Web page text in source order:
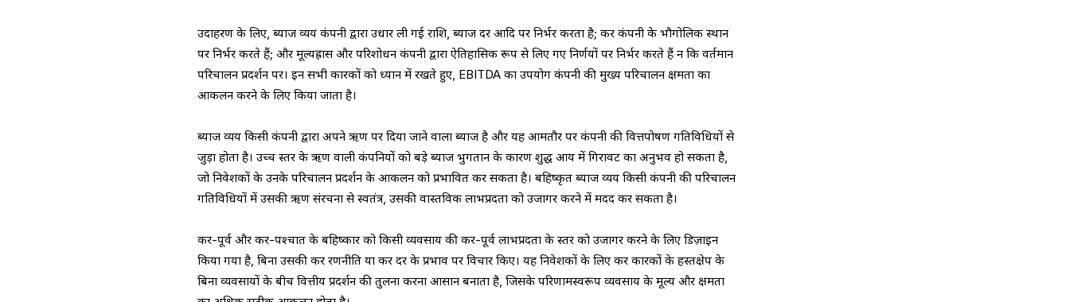
उदाहरण के लिए, ब्याज व्यय कंपनी द्वारा उधार ली गई राशि, ब्याज दर आदि पर निर्भर करता है; कर कंपनी के भौगोलिक स्थान
पर निर्भर करते हैं; और मूल्यह्रास और परिशोधन कंपनी द्वारा ऐतिहासिक रूप से लिए गए निर्णयों पर निर्भर करते हैं न कि वर्तमान
परिचालन प्रदर्शन पर। इन सभी कारकों को ध्यान में रखते हुए, EBITDA का उपयोग कंपनी की मुख्य परिचालन क्षमता का
आकलन करने के लिए किया जाता है।
ब्याज व्यय किसी कंपनी द्वारा अपने ऋण पर दिया जाने वाला ब्याज है और यह आमतौर पर कंपनी की वित्तपोषण गतिविधियों से
जुड़ा होता है। उच्च स्तर के ऋण वाली कंपनियों को बड़े ब्याज भुगतान के कारण शुद्ध आय में गिरावट का अनुभव हो सकता है,
जो निवेशकों के उनके परिचालन प्रदर्शन के आकलन को प्रभावित कर सकता है। बहिष्कृत ब्याज व्यय किसी कंपनी की परिचालन
गतिविधियों में उसकी ऋण संरचना से स्वतंत्र, उसकी वास्तविक लाभप्रदता को उजागर करने में मदद कर सकता है।
कर-पूर्व और कर-पश्चात के बहिष्कार को किसी व्यवसाय की कर-पूर्व लाभप्रदता के स्तर को उजागर करने के लिए डिज़ाइन
किया गया है, बिना उसकी कर रणनीति या कर दर के प्रभाव पर विचार किए। यह निवेशकों के लिए कर कारकों के हस्तक्षेप के
बिना व्यवसायों के बीच वित्तीय प्रदर्शन की तुलना करना आसान बनाता है, जिसके परिणामस्वरूप व्यवसाय के मूल्य और क्षमता